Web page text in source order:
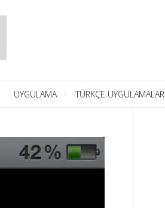
UYGULAMA TÜRKÇE UYGULAMALAR